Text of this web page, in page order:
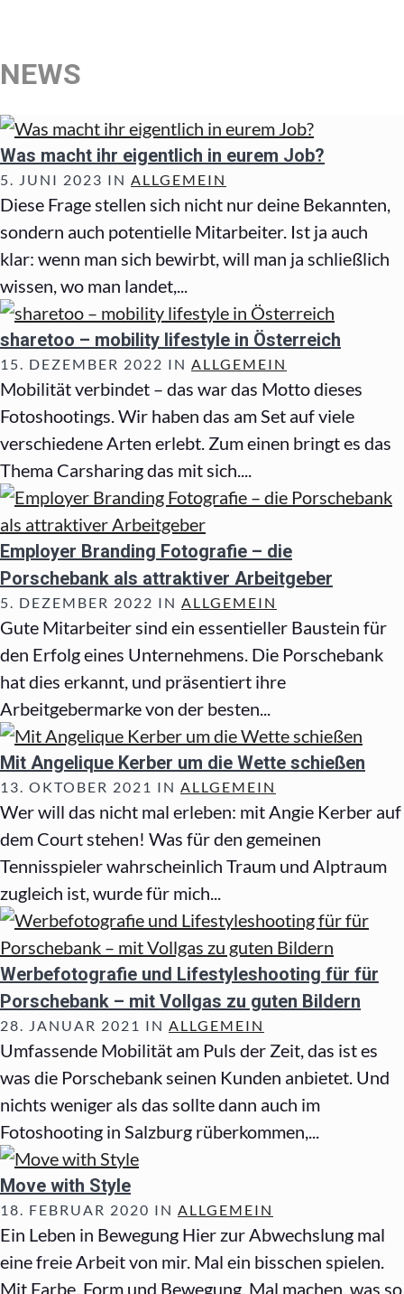
NEWS
Was macht ihr eigentlich in eurem Job?
5. JUNI 2023 IN ALLGEMEIN
Diese Frage stellen sich nicht nur deine Bekannten,
sondern auch potentielle Mitarbeiter. Ist ja auch
klar: wenn man sich bewirbt, will man ja schließlich
wissen, wo man landet,...
sharetoo – mobility lifestyle in Österreich
15. DEZEMBER 2022 IN ALLGEMEIN
Mobilität verbindet – das war das Motto dieses
Fotoshootings. Wir haben das am Set auf viele
verschiedene Arten erlebt. Zum einen bringt es das
Thema Carsharing das mit sich....
Employer Branding Fotografie – die
Porschebank als attraktiver Arbeitgeber
5. DEZEMBER 2022 IN ALLGEMEIN
Gute Mitarbeiter sind ein essentieller Baustein für
den Erfolg eines Unternehmens. Die Porschebank
hat dies erkannt, und präsentiert ihre
Arbeitgebermarke von der besten...
Mit Angelique Kerber um die Wette schießen
13. OKTOBER 2021 IN ALLGEMEIN
Wer will das nicht mal erleben: mit Angie Kerber auf
dem Court stehen! Was für den gemeinen
Tennisspieler wahrscheinlich Traum und Alptraum
zugleich ist, wurde für mich...
Werbefotografie und Lifestyleshooting für für
Porschebank – mit Vollgas zu guten Bildern
28. JANUAR 2021 IN ALLGEMEIN
Umfassende Mobilität am Puls der Zeit, das ist es
was die Porschebank seinen Kunden anbietet. Und
nichts weniger als das sollte dann auch im
Fotoshooting in Salzburg rüberkommen,...
Move with Style
18. FEBRUAR 2020 IN ALLGEMEIN
Ein Leben in Bewegung Hier zur Abwechslung mal
eine freie Arbeit von mir. Mal ein bisschen spielen.
Mit Farbe, Form und Bewegung. Mal machen, was so